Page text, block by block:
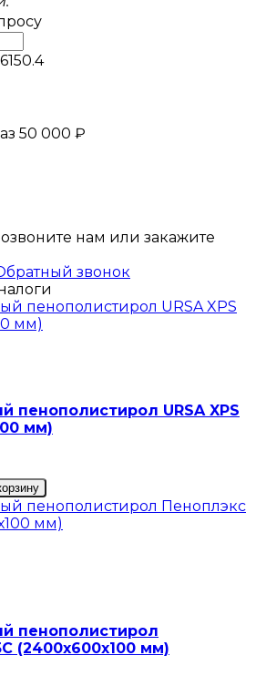
50 000 ₽
нам или закажите
звонок
пенополистирол URSA XPS
мм)
пенополистирол
(2400х600х100 мм)